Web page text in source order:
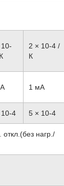
-
2 × 10-4 /
К
1 мА
-4 5 × 10-4
нагр./